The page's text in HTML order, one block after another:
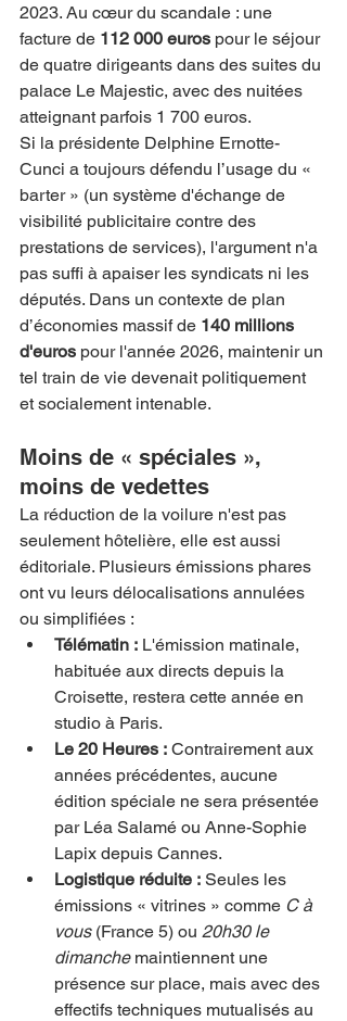
2023. Au cœur du scandale : une
facture de 112 000 euros pour le séjour
de quatre dirigeants dans des suites du
palace Le Majestic, avec des nuitées
atteignant parfois 1 700 euros.
Si la présidente Delphine Ernotte-
Cunci a toujours défendu l’usage du «
barter » (un système d'échange de
visibilité publicitaire contre des
prestations de services), l'argument n'a
pas suffi à apaiser les syndicats ni les
députés. Dans un contexte de plan
d’économies massif de 140 millions
d'euros pour l'année 2026, maintenir un
tel train de vie devenait politiquement
et socialement intenable.
Moins de « spéciales »,
moins de vedettes
La réduction de la voilure n'est pas
seulement hôtelière, elle est aussi
éditoriale. Plusieurs émissions phares
ont vu leurs délocalisations annulées
ou simplifiées :
Télématin : L'émission matinale,
habituée aux directs depuis la
Croisette, restera cette année en
studio à Paris.
Le 20 Heures : Contrairement aux
années précédentes, aucune
édition spéciale ne sera présentée
par Léa Salamé ou Anne-Sophie
Lapix depuis Cannes.
Logistique réduite : Seules les
émissions « vitrines » comme C à
vous (France 5) ou 20h30 le
dimanche maintiennent une
présence sur place, mais avec des
effectifs techniques mutualisés au